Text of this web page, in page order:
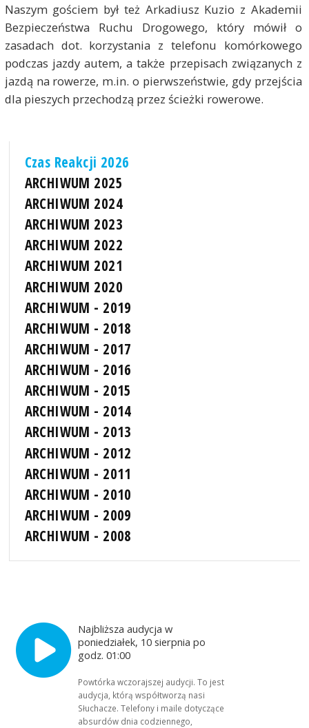
Naszym gościem był też Arkadiusz Kuzio z Akademii
Bezpieczeństwa Ruchu Drogowego, który mówił o
zasadach dot. korzystania z telefonu komórkowego
podczas jazdy autem, a także przepisach związanych z
jazdą na rowerze, m.in. o pierwszeństwie, gdy przejścia
dla pieszych przechodzą przez ścieżki rowerowe.
Czas Reakcji 2026
ARCHIWUM 2025
ARCHIWUM 2024
ARCHIWUM 2023
ARCHIWUM 2022
ARCHIWUM 2021
ARCHIWUM 2020
ARCHIWUM - 2019
ARCHIWUM - 2018
ARCHIWUM - 2017
ARCHIWUM - 2016
ARCHIWUM - 2015
ARCHIWUM - 2014
ARCHIWUM - 2013
ARCHIWUM - 2012
ARCHIWUM - 2011
ARCHIWUM - 2010
ARCHIWUM - 2009
ARCHIWUM - 2008
Najbliższa audycja w
poniedziałek, 10 sierpnia po
godz. 01:00
Powtórka wczorajszej audycji. To jest
audycja, którą współtworzą nasi
Słuchacze. Telefony i maile dotyczące
absurdów dnia codziennego,